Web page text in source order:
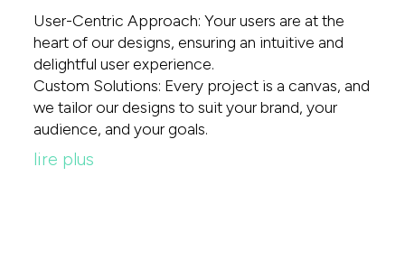
User-Centric Approach: Your users are at the
heart of our designs, ensuring an intuitive and
delightful user experience.
Custom Solutions: Every project is a canvas, and
we tailor our designs to suit your brand, your
audience, and your goals.
lire plus